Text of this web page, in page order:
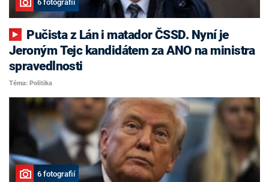
6 fotografií
Jeroným Tejc kandidátem za ANO na ministra
spravedlnosti
Téma: Politika
6 fotografií